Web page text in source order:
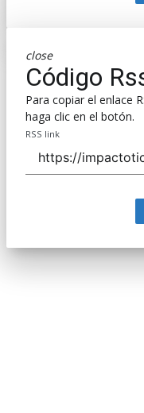
close
Código
Para copiar el enlace
haga clic en el botón.
RSS link